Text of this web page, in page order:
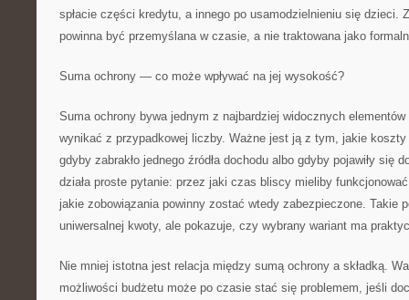
spłacie części kredytu, a innego po usamodzielnieniu się dzieci.
powinna być przemyślana w czasie, a nie traktowana jako
Suma ochrony — co może wpływać na jej wysokość?
Suma ochrony bywa jednym z najbardziej widocznych
wynikać z przypadkowej liczby. Ważne jest ją z tym, jakie koszty
gdyby zabrakło jednego źródła dochodu albo gdyby pojawiły się
działa proste pytanie: przez jaki czas bliscy mieliby
jakie zobowiązania powinny zostać wtedy zabezpieczone. Takie
uniwersalnej kwoty, ale pokazuje, czy wybrany wariant ma
Nie mniej istotna jest relacja między sumą ochrony a składką.
możliwości budżetu może po czasie stać się problemem, jeśli